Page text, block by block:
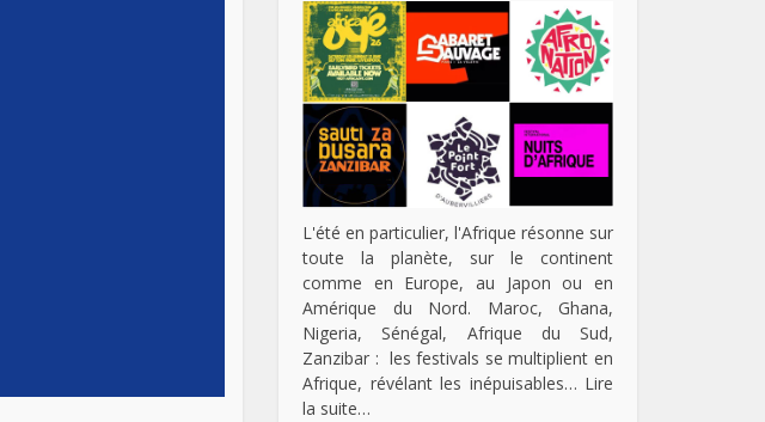
L'été en particulier, l'Afrique résonne sur
toute la planète, sur le continent
comme en Europe, au Japon ou en
Amérique du Nord. Maroc, Ghana,
Nigeria, Sénégal, Afrique du Sud,
Zanzibar : les festivals se multiplient en
Afrique, révélant les inépuisables… Lire
la suite…